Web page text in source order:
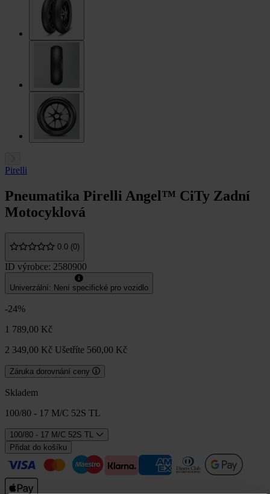
Pirelli
Pneumatika Pirelli Angel™ CiTy Zadní
Motocyklová
0.0 (0)
ID výrobce: 2580900
Univerzální: Není specifické pro vozidlo
-24%
1 789,00 Kč
2 349,00 Kč Ušetříte 560,00 Kč
Záruka dorovnání ceny
Skladem
100/80 - 17 M/C 52S TL
100/80 - 17 M/C 52S TL
Přidat do košíku